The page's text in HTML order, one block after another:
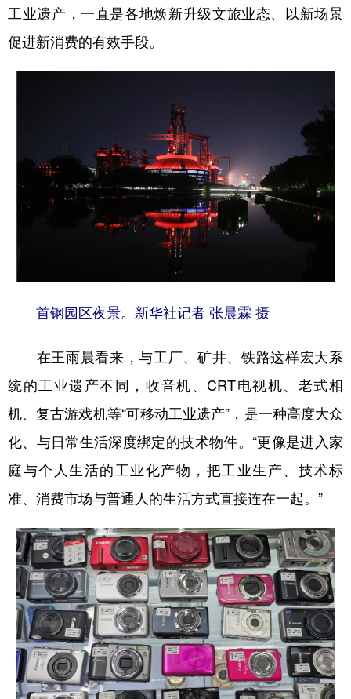
工业遗产，一直是各地焕新升级文旅业态、以新场景
促进新消费的有效手段。
首钢园区夜景。新华社记者 张晨霖 摄
在王雨晨看来，与工厂、矿井、铁路这样宏大系
统的工业遗产不同，收音机、CRT电视机、老式相
机、复古游戏机等“可移动工业遗产”，是一种高度大众
化、与日常生活深度绑定的技术物件。“更像是进入家
庭与个人生活的工业化产物，把工业生产、技术标
准、消费市场与普通人的生活方式直接连在一起。”